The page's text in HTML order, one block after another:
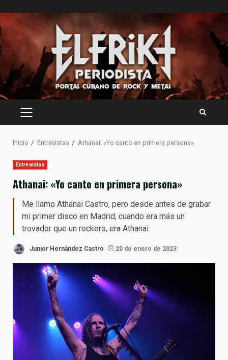
al
contenido
MENÚ
Inicio Entrevistas Athanai: «Yo canto en primera persona»
Entrevistas
Athanai: «Yo canto en primera persona»
Me llamo Athanai Castro, pero desde antes de grabar
mi primer disco en Madrid, cuando era más un
trovador que un rockero, era Athanai
Junior Hernández Castro 20 de enero de 2023